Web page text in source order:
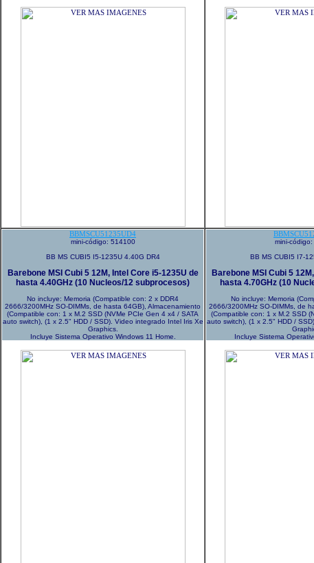
BBMSCU51235UD4
mini-código: 514100
BB MS CUBI5 I5-1235U 4.40G DR4
Barebone MSI Cubi 5 12M, Intel Core i5-1235U de
hasta 4.40GHz (10 Nucleos/12 subprocesos)
No incluye: Memoria (Compatible con: 2 x DDR4
2666/3200MHz SO-DIMMs, de hasta 64GB), Almacenamiento
(Compatible con: 1 x M.2 SSD (NVMe PCIe Gen 4 x4 / SATA
auto switch), (1 x 2.5" HDD / SSD). Video integrado Intel Iris Xe
Graphics.
Incluye Sistema Operativo Windows 11 Home.
mini-
BB MS CUBI5 I7-
Barebone MSI Cubi 5
hasta 4.70GHz (10
No incluye: Memoria
2666/3200MHz SO-DIMMs, de
(Compatible con: 1 x M.2 SSD
auto switch), (1 x 2.5" HDD /
Incluye Sistema